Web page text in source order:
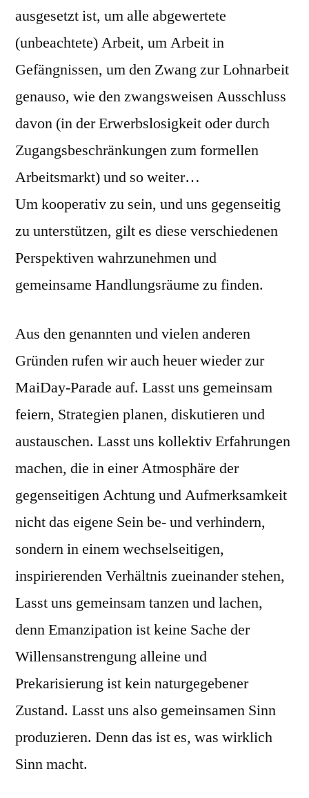
ausgesetzt ist, um alle abgewertete
(unbeachtete) Arbeit, um Arbeit in
Gefängnissen, um den Zwang zur Lohnarbeit
genauso, wie den zwangsweisen Ausschluss
davon (in der Erwerbslosigkeit oder durch
Zugangsbeschränkungen zum formellen
Arbeitsmarkt) und so weiter…
Um kooperativ zu sein, und uns gegenseitig
zu unterstützen, gilt es diese verschiedenen
Perspektiven wahrzunehmen und
gemeinsame Handlungsräume zu finden.
Aus den genannten und vielen anderen
Gründen rufen wir auch heuer wieder zur
MaiDay-Parade auf. Lasst uns gemeinsam
feiern, Strategien planen, diskutieren und
austauschen. Lasst uns kollektiv Erfahrungen
machen, die in einer Atmosphäre der
gegenseitigen Achtung und Aufmerksamkeit
nicht das eigene Sein be- und verhindern,
sondern in einem wechselseitigen,
inspirierenden Verhältnis zueinander stehen,
Lasst uns gemeinsam tanzen und lachen,
denn Emanzipation ist keine Sache der
Willensanstrengung alleine und
Prekarisierung ist kein naturgegebener
Zustand. Lasst uns also gemeinsamen Sinn
produzieren. Denn das ist es, was wirklich
Sinn macht.